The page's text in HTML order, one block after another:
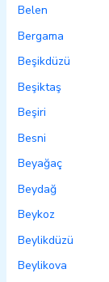
Belen
Bergama
Beşikdüzü
Beşiktaş
Beşiri
Besni
Beyağaç
Beydağ
Beykoz
Beylikdüzü
Beylikova